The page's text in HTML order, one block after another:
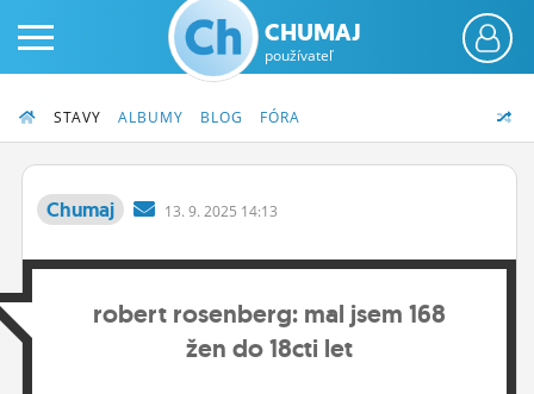
ČINŽIAK
CHUMAJ
používateľ
STAVY ALBUMY BLOG FÓRA
Chumaj 13. 9. 2025 14:13
robert rosenberg: mal jsem 168
žen do 18cti let